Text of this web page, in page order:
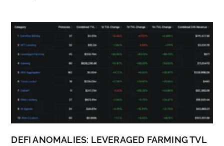
DEFI ANOMALIES: LEVERAGED FARMING TVL